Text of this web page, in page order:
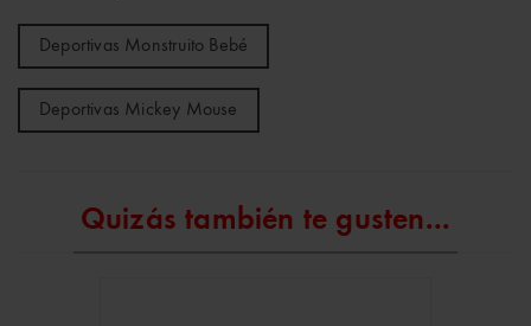
Deportivas Monstruito Bebé
Deportivas Mickey Mouse
Quizás también te gusten...